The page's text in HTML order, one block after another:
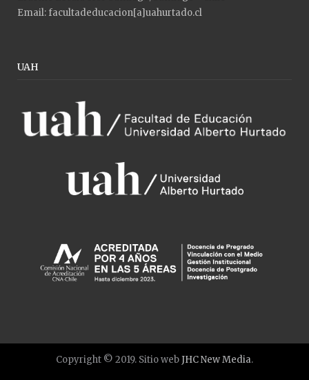
Email: facultadeducacion[a]uahurtado.cl
UAH
Copyright © 2019. Sitio webJHC New Media.